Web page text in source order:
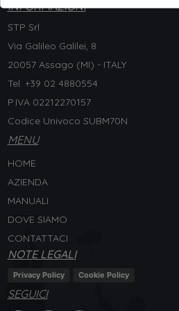
INFORMAZIONI
STP Srl
Via Galileo Galilei, 8
20057 Assago (MI) - ITALY
Tel. +39 02 4880554
P.IVA 02212270157
Codice Univoco SUBM70N
MENU
HOME
AZIENDA
MANUALI
DOVE SIAMO
CONTATTACI
NOTE LEGALI
Privacy Policy Cookie Policy
SEGUICI